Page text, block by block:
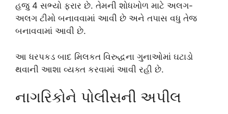
હજુ 4 સભ્યો ફરાર છે. તેમની શોધખોળ માટે અલગ-
અલગ ટીમો બનાવવામાં આવી છે અને તપાસ વધુ તેજ
બનાવવામાં આવી છે.
આ ધરપકડ બાદ મિલકત વિરુદ્ધના ગુનાઓમાં ઘટાડો
થવાની આશા વ્યક્ત કરવામાં આવી રહી છે.
નાગરિકોને પોલીસની અપીલ